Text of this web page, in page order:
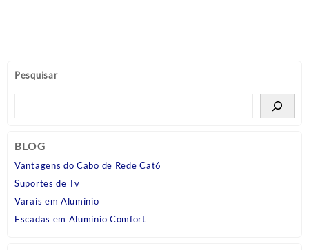
Pesquisar
BLOG
Vantagens do Cabo de Rede Cat6
Suportes de Tv
Varais em Alumínio
Escadas em Alumínio Comfort